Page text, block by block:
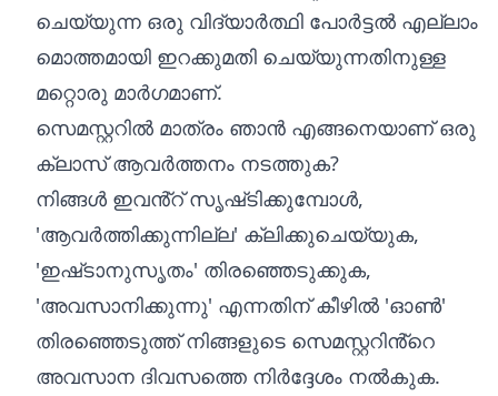
ചെയ്യുന്ന ഒരു വിദ്യാർത്ഥി പോർട്ടൽ എല്ലാം
മൊത്തമായി ഇറക്കുമതി ചെയ്യുന്നതിനുള്ള
മറ്റൊരു മാർഗമാണ്.
സെമസ്റ്ററിൽ മാത്രം ഞാൻ എങ്ങനെയാണ് ഒരു
ക്ലാസ് ആവർത്തനം നടത്തുക?
നിങ്ങൾ ഇവൻ്റ് സൃഷ്‌ടിക്കുമ്പോൾ,
'ആവർത്തിക്കുന്നില്ല' ക്ലിക്കുചെയ്യുക,
'ഇഷ്‌ടാനുസൃതം' തിരഞ്ഞെടുക്കുക,
'അവസാനിക്കുന്നു' എന്നതിന് കീഴിൽ 'ഓൺ'
തിരഞ്ഞെടുത്ത് നിങ്ങളുടെ സെമസ്റ്ററിൻ്റെ
അവസാന ദിവസത്തെ നിർദ്ദേശം നൽകുക.